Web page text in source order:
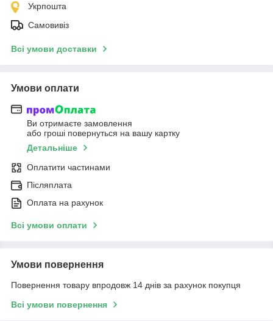
Укрпошта
Самовивіз
Всі умови доставки
Умови оплати
Ви отримаєте замовлення
або гроші повернуться на вашу картку
Детальніше
Оплатити частинами
Післяплата
Оплата на рахунок
Всі умови оплати
Умови повернення
Повернення товару впродовж 14 днів за рахунок покупця
Всі умови повернення